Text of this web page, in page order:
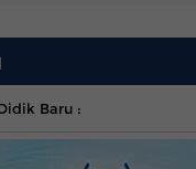
Baru :